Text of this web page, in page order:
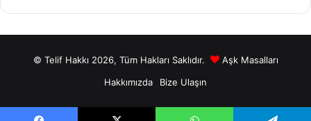
© Telif Hakkı 2026, Tüm Hakları Saklıdır.
Aşk Masalları
Hakkımızda
Bize Ulaşın